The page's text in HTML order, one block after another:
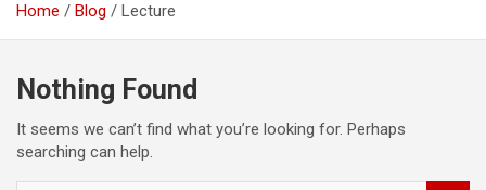
Home Blog Lecture
Nothing Found
It seems we can’t find what you’re looking for. Perhaps
searching can help.